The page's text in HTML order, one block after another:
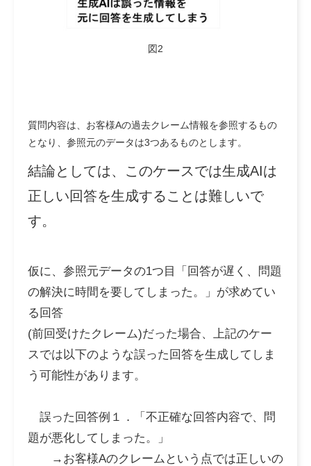
図2
質問内容は、お客様Aの過去クレーム情報を参照するもの
となり、参照元のデータは3つあるものとします。
結論としては、このケースでは生成AIは
正しい回答を生成することは難しいで
す。
仮に、参照元データの1つ目「回答が遅く、問題
の解決に時間を要してしまった。」が求めてい
る回答
(前回受けたクレーム)だった場合、上記のケー
スでは以下のような誤った回答を生成してしま
う可能性があります。
誤った回答例１．「不正確な回答内容で、問
題が悪化してしまった。」
→お客様Aのクレームという点では正しいの